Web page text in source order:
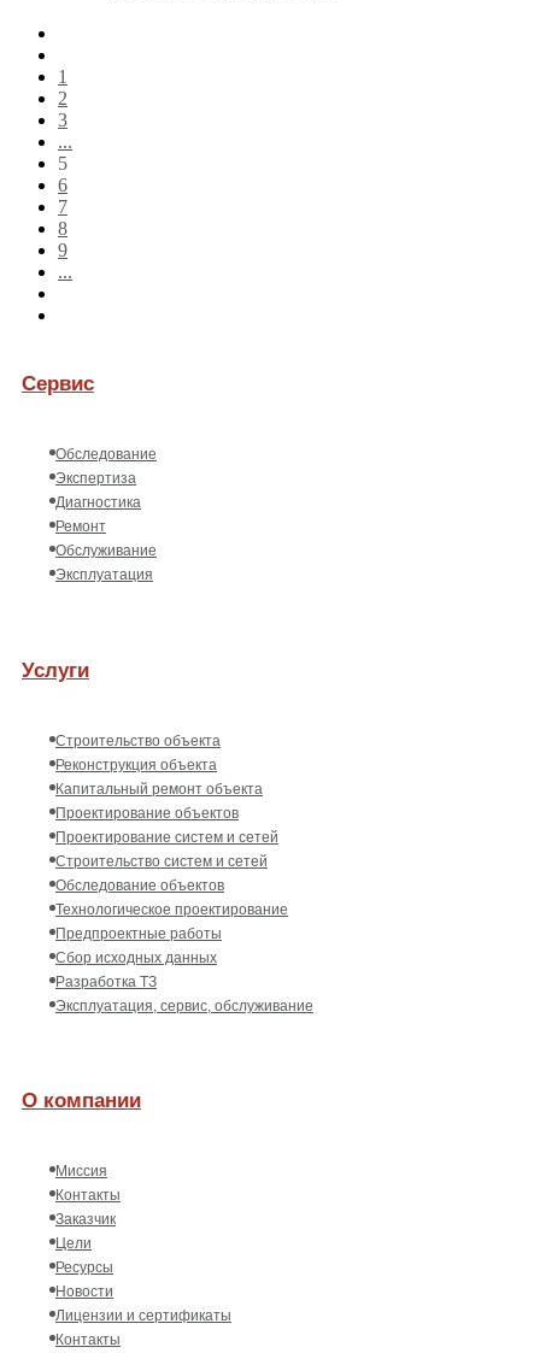
1
2
3
...
5
6
7
8
9
...
Сервис
Обследование
Экспертиза
Диагностика
Ремонт
Обслуживание
Эксплуатация
Услуги
Строительство объекта
Реконструкция объекта
Капитальный ремонт объекта
Проектирование объектов
Проектирование систем и сетей
Строительство систем и сетей
Обследование объектов
Технологическое проектирование
Предпроектные работы
Сбор исходных данных
Разработка ТЗ
Эксплуатация, сервис, обслуживание
О компании
Миссия
Контакты
Заказчик
Цели
Ресурсы
Новости
Лицензии и сертификаты
Контакты